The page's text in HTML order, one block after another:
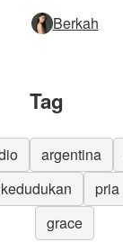
Berkah
Tag
argentina
kedudukan pria
grace